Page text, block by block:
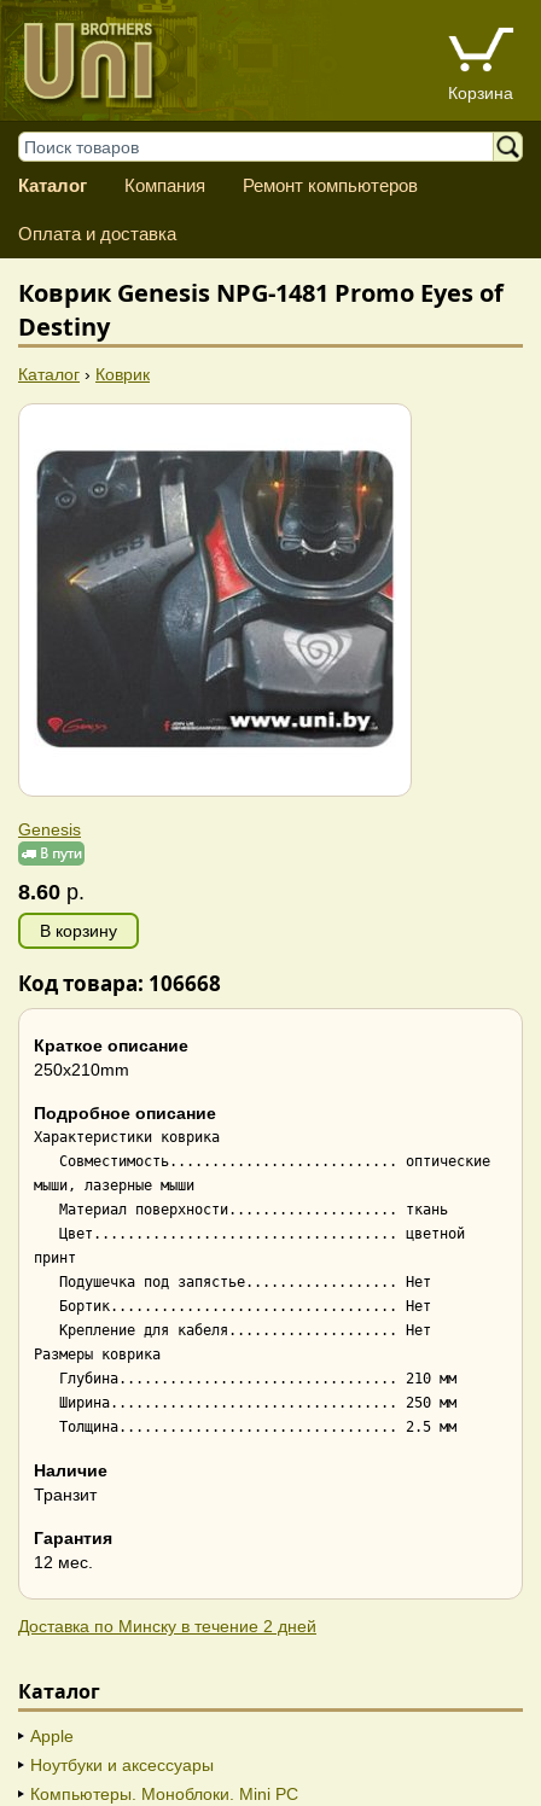
Корзина
Каталог Компания Ремонт компьютеров
Оплата и доставка
Коврик Genesis NPG-1481 Promo Eyes of
Destiny
Каталог › Коврик
Genesis
8.60 р.
В корзину
Код товара: 106668
Краткое описание
250x210mm
Подробное описание
Характеристики коврика
мыши, лазерные мыши
принт
Размеры коврика
Наличие
Транзит
Гарантия
12 мес.
Доставка по Минску в течение 2 дней
Каталог
Apple
Ноутбуки и аксессуары
Компьютеры. Моноблоки. Mini PC